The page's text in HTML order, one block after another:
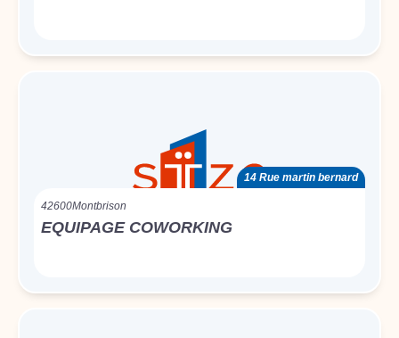
14 Rue martin bernard
42600Montbrison
EQUIPAGE COWORKING